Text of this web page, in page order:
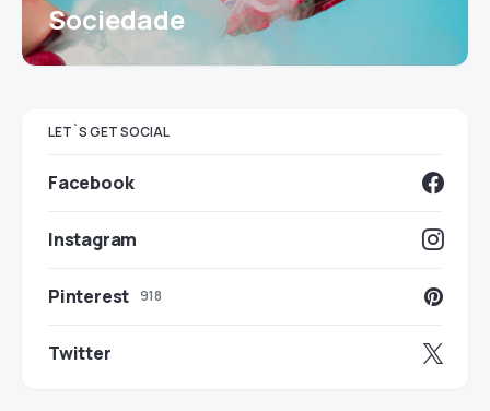
Sociedade
LET`S GET SOCIAL
Facebook
Instagram
Pinterest 918
Twitter